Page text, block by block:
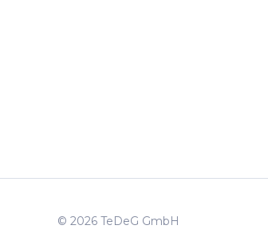
© 2026 TeDeG GmbH